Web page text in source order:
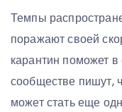
Темпы
поражают своей
карантин поможет
сообществе пишут,
может стать еще